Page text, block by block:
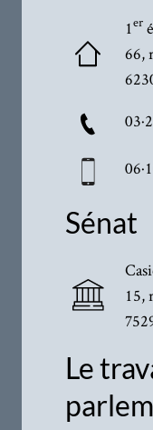
1er
66,
Sénat
15,
Le